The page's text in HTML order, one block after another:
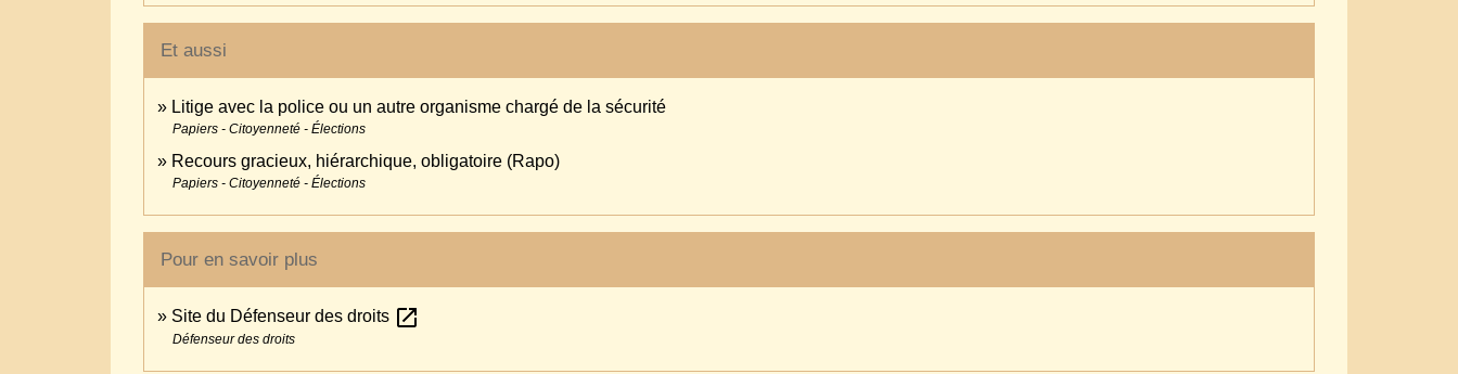
Et aussi
Litige avec la police ou un autre organisme chargé de la sécurité
Papiers - Citoyenneté - Élections
Recours gracieux, hiérarchique, obligatoire (Rapo)
Papiers - Citoyenneté - Élections
Pour en savoir plus
Site du Défenseur des droits open_in_new
Défenseur des droits